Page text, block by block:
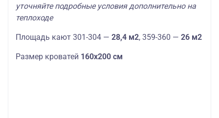
уточняйте подробные условия дополнительно на
теплоходе
Площадь кают 301-304 — 28,4 м2, 359-360 — 26 м2
Размер кроватей 160х200 см